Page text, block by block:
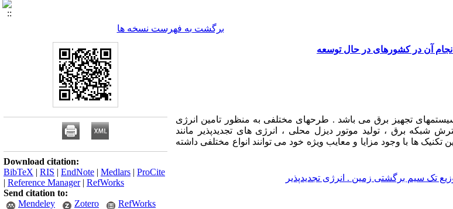
برگشت به فهرست نسخه ها
انجام آن در کشورهای در حال توسعه
تجهیز برق می باشد . طرحهای مختلفی به منظور تامین انرژی
شبکه برق ، تولید موتور دیزل محلی ، انرژی های تجدیدپذیر مانند
تکنیک ها با وجود مزایا و معایب ویژه خود می توانند انواع مختلفی داشته
تک سیم برگشتی زمین . انرژی تجدیدپذیر
Download citation:
BibTeX | RIS | EndNote | Medlars | ProCite
| Reference Manager| RefWorks
Send citation to:
Mendeley
Zotero RefWorks